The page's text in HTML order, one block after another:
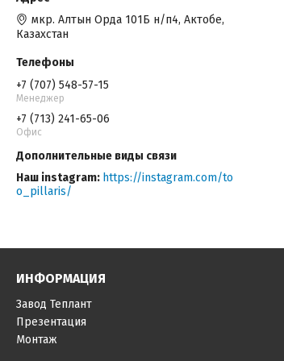
мкр. Алтын Орда 101Б н/п4, Актобе,
Казахстан
+7 (707) 548-57-15
Менеджер
+7 (713) 241-65-06
Офис
Наш instagram https://instagram.com/to
o_pillaris/
ИНФОРМАЦИЯ
Завод Теплант
Презентация
Монтаж